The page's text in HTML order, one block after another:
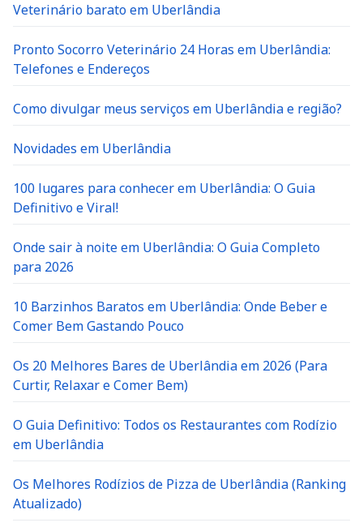
Veterinário barato em Uberlândia
Pronto Socorro Veterinário 24 Horas em Uberlândia:
Telefones e Endereços
Como divulgar meus serviços em Uberlândia e região?
Novidades em Uberlândia
100 lugares para conhecer em Uberlândia: O Guia
Definitivo e Viral!
Onde sair à noite em Uberlândia: O Guia Completo
para 2026
10 Barzinhos Baratos em Uberlândia: Onde Beber e
Comer Bem Gastando Pouco
Os 20 Melhores Bares de Uberlândia em 2026 (Para
Curtir, Relaxar e Comer Bem)
O Guia Definitivo: Todos os Restaurantes com Rodízio
em Uberlândia
Os Melhores Rodízios de Pizza de Uberlândia (Ranking
Atualizado)